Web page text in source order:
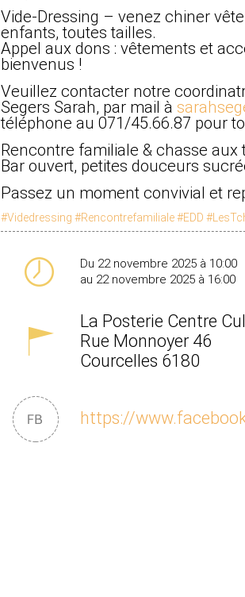
Vide-Dressing – venez chiner
enfants, toutes tailles.
Appel aux dons : vêtements et
bienvenus !
Veuillez contacter notre
Segers Sarah, par mail à
téléphone au 071/45.66.87 pour
Rencontre familiale & chasse aux
Bar ouvert, petites douceurs
Passez un moment convivial et
#Videdressing #Rencontrefamiliale#EDD
Du 22 novembre 2025 à 10:00
au 22 novembre 2025 à 16:00
La Posterie Centre
Rue Monnoyer 46
Courcelles 6180
https://